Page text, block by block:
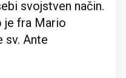
svojstven način.
je fra Mario
sv. Ante